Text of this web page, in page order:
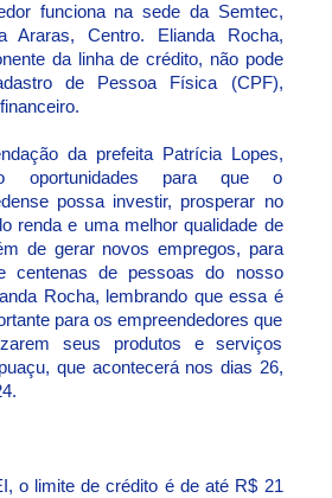
funciona na sede da Semtec,
Araras, Centro. Elianda Rocha,
da linha de crédito, não pode
de Pessoa Física (CPF),
da prefeita Patrícia Lopes,
oportunidades para que o
possa investir, prosperar no
renda e uma melhor qualidade de
de gerar novos empregos, para
centenas de pessoas do nosso
Rocha, lembrando que essa é
para os empreendedores que
seus produtos e serviços
que acontecerá nos dias 26,
o limite de crédito é de até R$ 21